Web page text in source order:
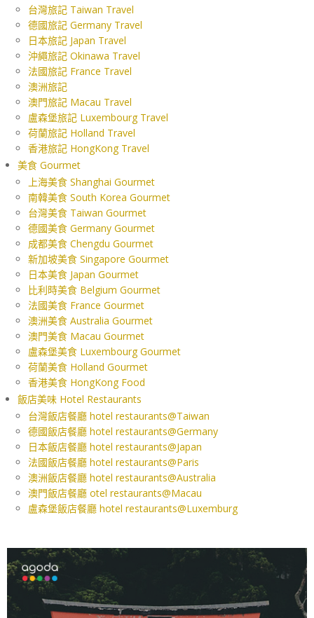
台灣旅記 Taiwan Travel
德國旅記 Germany Travel
日本旅記 Japan Travel
沖繩旅記 Okinawa Travel
法國旅記 France Travel
澳洲旅記
澳門旅記 Macau Travel
盧森堡旅記 Luxembourg Travel
荷蘭旅記 Holland Travel
香港旅記 HongKong Travel
美食 Gourmet
上海美食 Shanghai Gourmet
南韓美食 South Korea Gourmet
台灣美食 Taiwan Gourmet
德國美食 Germany Gourmet
成都美食 Chengdu Gourmet
新加坡美食 Singapore Gourmet
日本美食 Japan Gourmet
比利時美食 Belgium Gourmet
法國美食 France Gourmet
澳洲美食 Australia Gourmet
澳門美食 Macau Gourmet
盧森堡美食 Luxembourg Gourmet
荷蘭美食 Holland Gourmet
香港美食 HongKong Food
飯店美味 Hotel Restaurants
台灣飯店餐廳 hotel restaurants@Taiwan
德國飯店餐廳 hotel restaurants@Germany
日本飯店餐廳 hotel restaurants@Japan
法國飯店餐廳 hotel restaurants@Paris
澳洲飯店餐廳 hotel restaurants@Australia
澳門飯店餐廳 otel restaurants@Macau
盧森堡飯店餐廳 hotel restaurants@Luxemburg